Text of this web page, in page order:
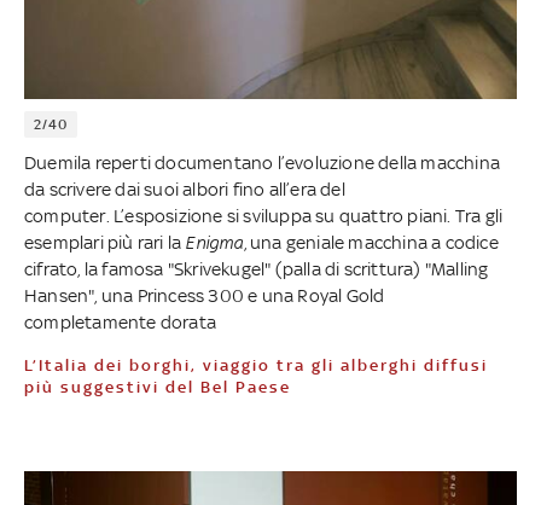
2/40
Duemila reperti documentano l’evoluzione della macchina
da scrivere dai suoi albori fino all’era del
computer. L’esposizione si sviluppa su quattro piani. Tra gli
esemplari più rari la Enigma , una geniale macchina a codice
cifrato, la famosa "Skrivekugel" (palla di scrittura) "Malling
Hansen", una Princess 300 e una Royal Gold
completamente dorata
L’Italia dei borghi, viaggio tra gli alberghi diffusi
più suggestivi del Bel Paese